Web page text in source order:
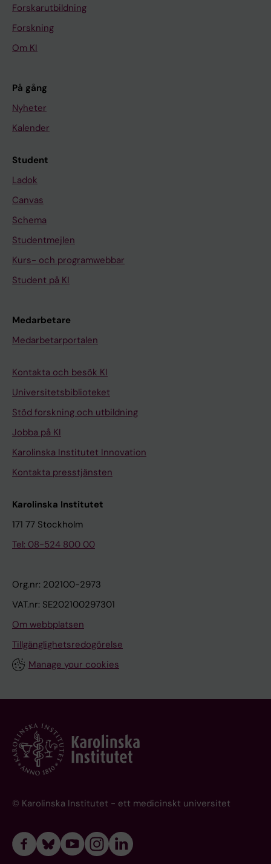
Forskarutbildning
Forskning
Om KI
På gång
Nyheter
Kalender
Student
Ladok
Canvas
Schema
Studentmejlen
Kurs- och programwebbar
Student på KI
Medarbetare
Medarbetarportalen
Kontakta och besök KI
Universitetsbiblioteket
Stöd forskning och utbildning
Jobba på KI
Karolinska Institutet Innovation
Kontakta presstjänsten
Karolinska Institutet
171 77 Stockholm
Tel: 08-524 800 00
Org.nr: 202100-2973
VAT.nr: SE202100297301
Om webbplatsen
Tillgänglighetsredogörelse
Manage your cookies
© Karolinska Institutet - ett medicinskt universitet